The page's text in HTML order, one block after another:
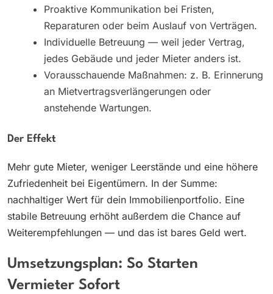
Proaktive Kommunikation bei Fristen,
Reparaturen oder beim Auslauf von Verträgen.
Individuelle Betreuung — weil jeder Vertrag,
jedes Gebäude und jeder Mieter anders ist.
Vorausschauende Maßnahmen: z. B. Erinnerung
an Mietvertragsverlängerungen oder
anstehende Wartungen.
Der Effekt
Mehr gute Mieter, weniger Leerstände und eine höhere
Zufriedenheit bei Eigentümern. In der Summe:
nachhaltiger Wert für dein Immobilienportfolio. Eine
stabile Betreuung erhöht außerdem die Chance auf
Weiterempfehlungen — und das ist bares Geld wert.
Umsetzungsplan: So Starten
Vermieter Sofort